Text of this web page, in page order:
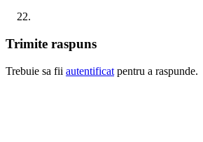
Trimite raspuns
Trebuie sa fii autentificat pentru a raspunde.